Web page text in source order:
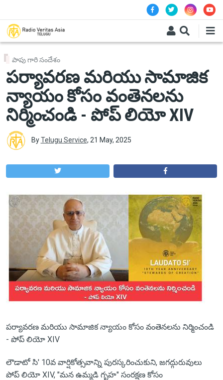
పాపు గారి సందేశం
పర్యావరణ మరియు సామాజిక
న్యాయం కోసం వంతెనలను
నిర్మించండి - పోప్ లియో XIV
ByTelugu Service, 21 May, 2025
పర్యావరణ మరియు సామాజిక న్యాయం కోసం వంతెనలను నిర్మించండి
- పోప్ లియో XIV
లౌడాటో సి' 10వ వార్షికోత్సవాన్ని పురస్కరించుకుని, జగద్గురువులు
పోప్ లియో XIV, "మన ఉమ్మడి గృహ" సంరక్షణ కోసం